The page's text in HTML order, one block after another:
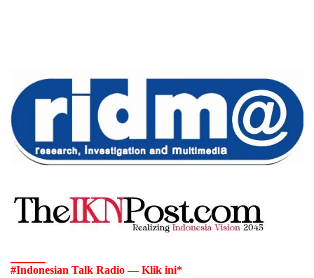
#Indonesian Talk Radio — Klik ini*